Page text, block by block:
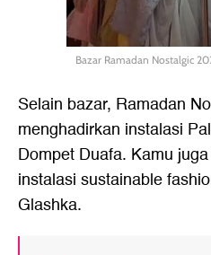
Bazar Ramadan Nostalgic
Selain bazar, Ramadan
menghadirkan instalasi
Dompet Duafa. Kamu
instalasi sustainable
Glashka.